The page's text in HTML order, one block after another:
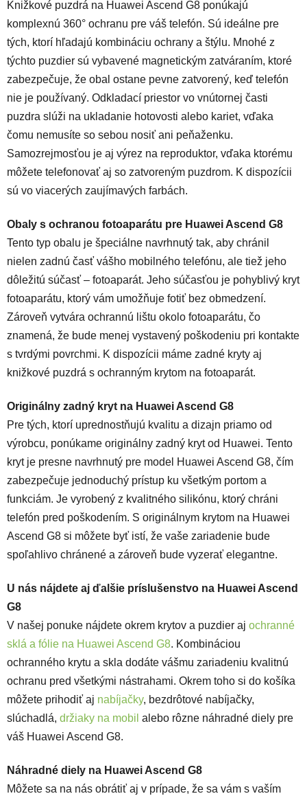
Knižkové puzdrá na Huawei Ascend G8 ponúkajú
komplexnú 360° ochranu pre váš telefón. Sú ideálne pre
tých, ktorí hľadajú kombináciu ochrany a štýlu. Mnohé z
týchto puzdier sú vybavené magnetickým zatváraním, ktoré
zabezpečuje, že obal ostane pevne zatvorený, keď telefón
nie je používaný. Odkladací priestor vo vnútornej časti
puzdra slúži na ukladanie hotovosti alebo kariet, vďaka
čomu nemusíte so sebou nosiť ani peňaženku.
Samozrejmosťou je aj výrez na reproduktor, vďaka ktorému
môžete telefonovať aj so zatvoreným puzdrom. K dispozícii
sú vo viacerých zaujímavých farbách.
Obaly s ochranou fotoaparátu pre Huawei Ascend G8
Tento typ obalu je špeciálne navrhnutý tak, aby chránil
nielen zadnú časť vášho mobilného telefónu, ale tiež jeho
dôležitú súčasť – fotoaparát. Jeho súčasťou je pohyblivý kryt
fotoaparátu, ktorý vám umožňuje fotiť bez obmedzení.
Zároveň vytvára ochrannú lištu okolo fotoaparátu, čo
znamená, že bude menej vystavený poškodeniu pri kontakte
s tvrdými povrchmi. K dispozícii máme zadné kryty aj
knižkové puzdrá s ochranným krytom na fotoaparát.
Originálny zadný kryt na Huawei Ascend G8
Pre tých, ktorí uprednostňujú kvalitu a dizajn priamo od
výrobcu, ponúkame originálny zadný kryt od Huawei. Tento
kryt je presne navrhnutý pre model Huawei Ascend G8, čím
zabezpečuje jednoduchý prístup ku všetkým portom a
funkciám. Je vyrobený z kvalitného silikónu, ktorý chráni
telefón pred poškodením. S originálnym krytom na Huawei
Ascend G8 si môžete byť istí, že vaše zariadenie bude
spoľahlivo chránené a zároveň bude vyzerať elegantne.
U nás nájdete aj ďalšie príslušenstvo na Huawei Ascend
G8
V našej ponuke nájdete okrem krytov a puzdier aj ochranné
sklá a fólie na Huawei Ascend G8. Kombináciou
ochranného krytu a skla dodáte vášmu zariadeniu kvalitnú
ochranu pred všetkými nástrahami. Okrem toho si do košíka
môžete prihodiť aj nabíjačky, bezdrôtové nabíjačky,
slúchadlá, držiaky na mobil alebo rôzne náhradné diely pre
váš Huawei Ascend G8.
Náhradné diely na Huawei Ascend G8
Môžete sa na nás obrátiť aj v prípade, že sa vám s vaším